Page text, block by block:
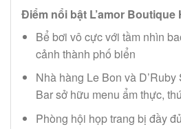
Điểm nổi bật L’amor Boutique
Bể bơi vô cực với tầm nhìn
cảnh thành phố biển
Nhà hàng Le Bon và
Bar sở hữu menu ẩm thực,
Phòng hội họp trang bị đầy